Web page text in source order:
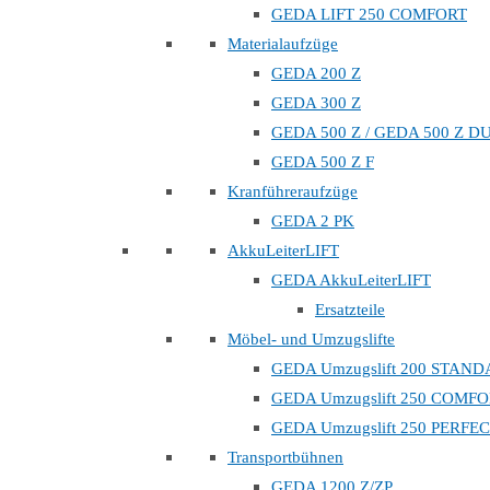
GEDA LIFT 250 COMFORT
Materialaufzüge
GEDA 200 Z
GEDA 300 Z
GEDA 500 Z / GEDA 500 Z
GEDA 500 Z F
Kranführeraufzüge
GEDA 2 PK
AkkuLeiterLIFT
GEDA AkkuLeiterLIFT
Ersatzteile
Möbel- und Umzugslifte
GEDA Umzugslift 200
GEDA Umzugslift 250
GEDA Umzugslift 250
Transportbühnen